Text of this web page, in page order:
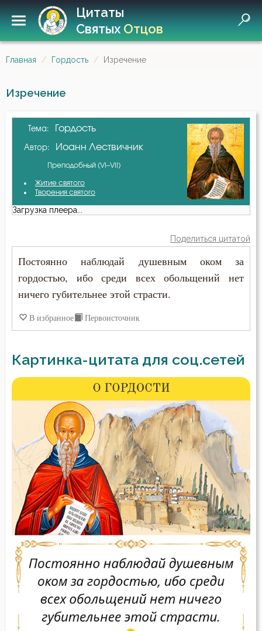
Цитаты
СвятыхОтцов
Главная Гордость Изречение
Изречение
Тема: Гордость
Автор: Иоанн Лествичник
Преподобный (VI–VII)
Житие святого
Творения святого
Загрузка плеера...
Поделиться цитатой
Постоянно наблюдай душевным оком за
гордостью, ибо среди всех обольщений нет
ничего губительнее этой страсти.
В избранное Первоисточник
Картинка-цитата для соц.сетей